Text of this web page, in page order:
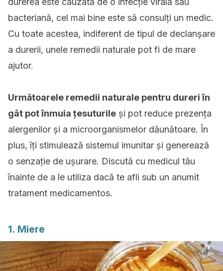
bacteriană, cel mai bine este să consulți un medic.
Cu toate acestea, indiferent de tipul de declanșare
a durerii, unele remedii naturale pot fi de mare
ajutor.
Următoarele remedii naturale pentru dureri în
gât pot înmuia țesuturile și pot reduce prezența
alergenilor și a microorganismelor dăunătoare. În
plus, îți stimulează sistemul imunitar și generează
o senzație de ușurare. Discută cu medicul tău
înainte de a le utiliza dacă te afli sub un anumit
tratament medicamentos.
1. Miere